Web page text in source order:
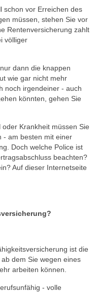
schon vor Erreichen des
müssen, stehen Sie vor
Rentenversicherung zahlt
völliger
dann die knappen
wie gar nicht mehr
noch irgendeiner - auch
könnten, gehen Sie
Krankheit müssen Sie
- am besten mit einer
Doch welche Police ist
beachten?
Auf dieser Internetseite
ist die
dem Sie wegen eines
arbeiten können.
- volle